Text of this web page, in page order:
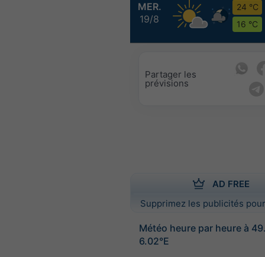
MER.
19/8
24 °C
16 °C
Partager les
prévisions
AD FREE
Supprimez les publicités
Météo heure par heure à
6.02°E